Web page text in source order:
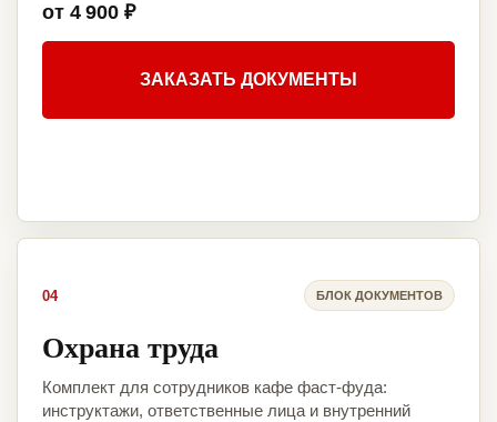
от 4 900 ₽
ЗАКАЗАТЬ ДОКУМЕНТЫ
04 БЛОК ДОКУМЕНТОВ
Охрана труда
Комплект для сотрудников кафе фаст-фуда:
инструктажи, ответственные лица и внутренний